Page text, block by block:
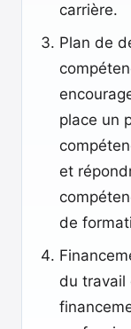
carrière.
Plan de
place un
et
de
du travail